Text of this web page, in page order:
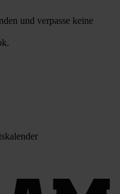
und verpasse keine